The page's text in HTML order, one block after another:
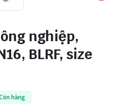
nghiệp,
BLRF, size
hàng